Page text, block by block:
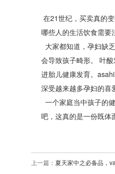
在21世纪，买卖真的
哪些人的生活饮食需要
大家都知道，孕妇缺
会导致孩子畸形。 叶
进胎儿健康发育。
深受越来越多孕妇的喜
一个家庭当中孩子的
吧，这真的是一份既体
上一篇： 夏天家中之必备品，